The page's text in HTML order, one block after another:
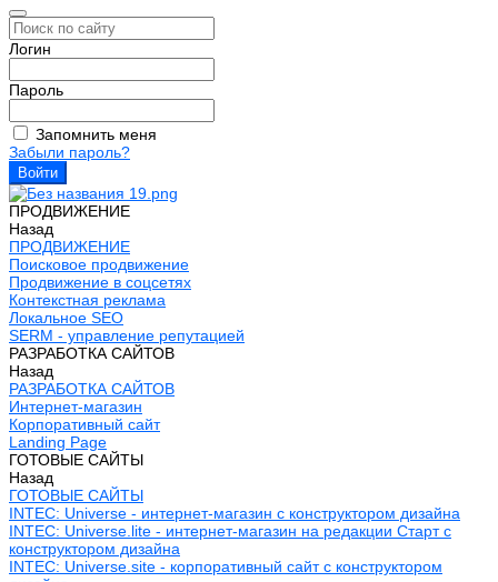
Логин
Пароль
Запомнить меня
Забыли пароль?
ПРОДВИЖЕНИЕ
Назад
ПРОДВИЖЕНИЕ
Поисковое продвижение
Продвижение в соцсетях
Контекстная реклама
Локальное SEO
SERM - управление репутацией
РАЗРАБОТКА САЙТОВ
Назад
РАЗРАБОТКА САЙТОВ
Интернет-магазин
Корпоративный сайт
Landing Page
ГОТОВЫЕ САЙТЫ
Назад
ГОТОВЫЕ САЙТЫ
INTEC: Universe - интернет-магазин с конструктором дизайна
INTEC: Universe.lite - интернет-магазин на редакции Старт с
конструктором дизайна
INTEC: Universe.site - корпоративный сайт с конструктором